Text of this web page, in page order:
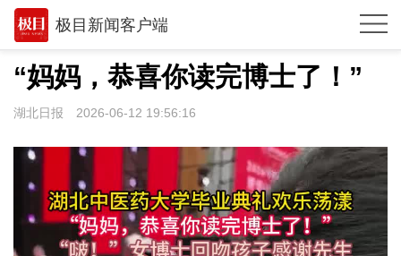
极目新闻客户端
推荐
体育
湖北
武汉
“妈妈，恭喜你读完博士了！”
湖北日报 2026-06-12 19:56:16